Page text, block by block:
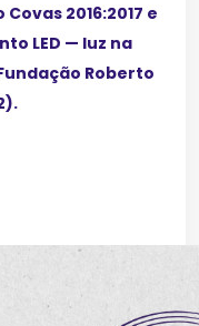
2016:2017 e
LED — luz na
Roberto